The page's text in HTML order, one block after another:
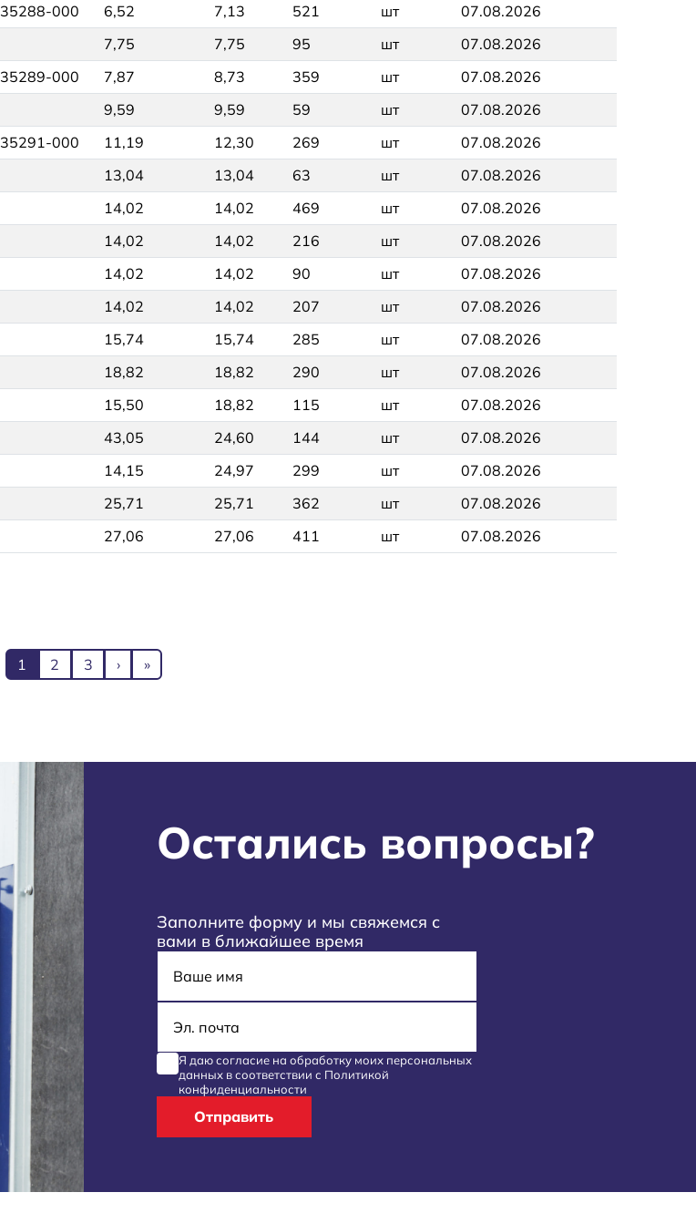
35288-000 6,52 7,13 521 шт
07.08.2026
7,75 7,75 95 шт
07.08.2026
35289-000 7,87 8,73 359 шт
07.08.2026
9,59 9,59 59 шт
07.08.2026
35291-000 11,19 12,30 269 шт
07.08.2026
13,04 13,04 63 шт
07.08.2026
14,02 14,02 469 шт
07.08.2026
14,02 14,02 216 шт
07.08.2026
14,02 14,02 90 шт
07.08.2026
14,02 14,02 207 шт
07.08.2026
15,74 15,74 285 шт
07.08.2026
18,82 18,82 290 шт
07.08.2026
15,50 18,82 115 шт
07.08.2026
43,05 24,60 144 шт
07.08.2026
14,15 24,97 299 шт
07.08.2026
25,71 25,71 362 шт
07.08.2026
27,06 27,06 411 шт 07.08.2026
Текущая страница
1 Page
2 Page
3 Следующая страница
› Последняя страница
»
Остались вопросы?
Заполните форму и мы свяжемся с
вами в ближайшее время
Имя
E-mail
Я даю согласие на обработку моих персональных
данных в соответствии с Политикой
конфиденциальности
Отправить